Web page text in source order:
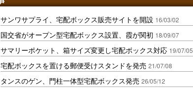
サンワサプライ、宅配ボックス販売サイトを開設 16/03/02
国交省がオープン型宅配ボックス設置、霞が関初 18/09/07
サマリーポケット、箱サイズ変更し宅配ボックス対応 19/07/05
宅配ボックスを置ける郵便受けスタンドを発売 21/07/08
タンスのゲン、門柱一体型宅配ボックス発売 26/05/12